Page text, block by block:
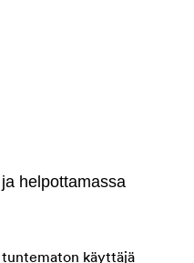
helpottamassa